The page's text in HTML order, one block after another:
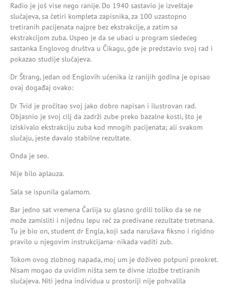
Radio je još vise nego ranije. Do 1940 sastavio je izveštaje
slučajeva, sa četiri kompleta zapisnika, za 100 uzastopno
tretiranih pacijenata najpre bez ekstrakcije, a zatim sa
ekstrakcijom zuba. Uspeo je da se ubaci u program sledećeg
sastanka Englovog društva u Čikagu, gde je predstavio svoj rad i
pokazao studije slučajeva.
Dr Štrang, jedan od Englovih učenika iz ranijih godina je opisao
ovaj događaj ovako:
Dr Tvid je pročitao svoj jako dobro napisan i ilustrovan rad.
Objasnio je svoj cilj da zadrži zube preko bazalne kosti, što je
iziskivalo ekstrakciju zuba kod mnogih pacijenata; ali svakom
slučaju, jeste davalo stabilne rezultate.
Onda je seo.
Nije bilo aplauza.
Sala se ispunila galamom.
Bar jedno sat vremena Čarlija su glasno grdili toliko da se ne
može zamisliti i nijednu lepu reč za predivane rezultate tretmana.
Tu je bio on, student dr Engla, koji sada narušava fiksno i rigidno
pravilo u njegovim instrukcijama- nikada vaditi zub.
Tokom ovog zlobnog napada, moj um je doživeo potpuni preokret.
Nisam mogao da uvidim ništa sem te divne izložbe tretiranih
slučajeva. Niti jedna individua u prostoriji nije pohvalila